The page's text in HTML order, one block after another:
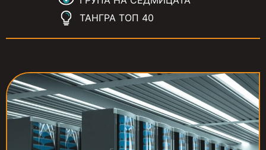
ТАНГРА ТОП 40